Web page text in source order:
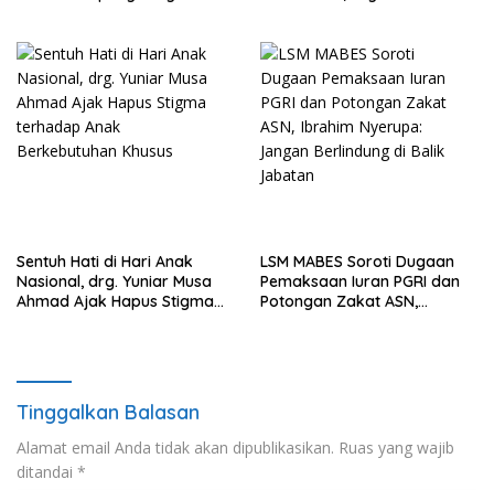
Pelanggaran UU ITE
Sentuh Hati di Hari Anak
Nasional, drg. Yuniar Musa
Ahmad Ajak Hapus Stigma
LSM MABES Soroti Dugaan
Pemaksaan Iuran PGRI dan
Potongan Zakat ASN,
Tinggalkan Balasan
Alamat email Anda tidak akan dipublikasikan. Ruas yang wajib
ditandai *